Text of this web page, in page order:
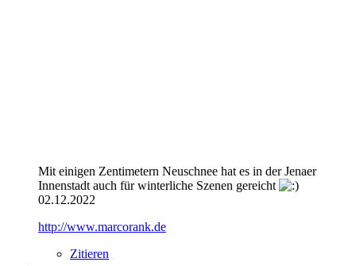
Mit einigen Zentimetern Neuschnee hat es in der Jenaer
Innenstadt auch für winterliche Szenen gereicht
02.12.2022
http://www.marcorank.de
Zitieren